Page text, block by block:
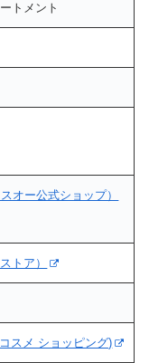
トメント
オー公式ショップ）
トア）
スメ ショッピング)